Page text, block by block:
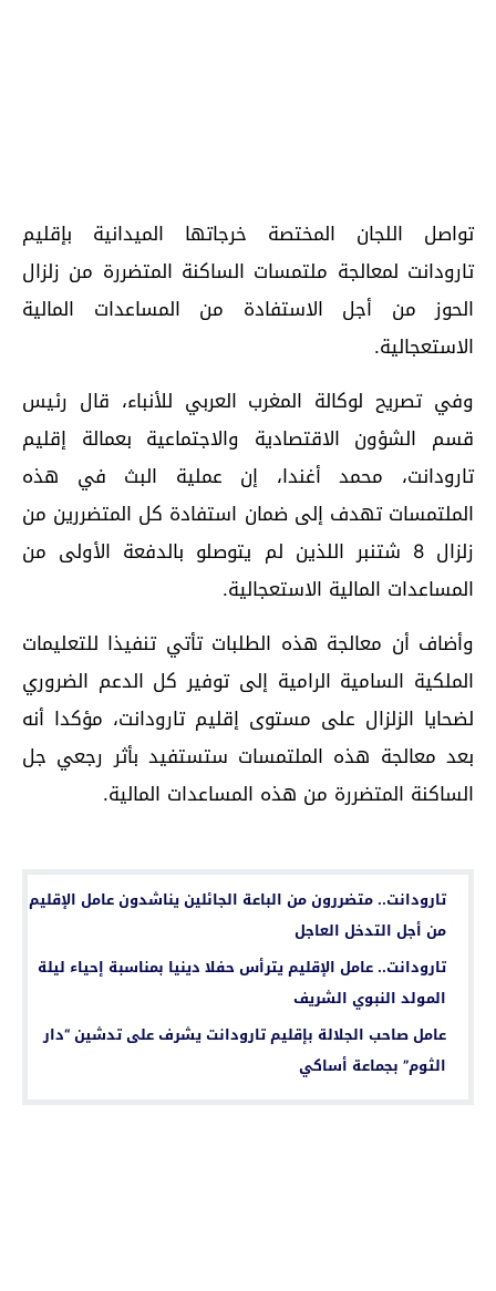
تواصل اللجان المختصة خرجاتها الميدانية بإقليم
تارودانت لمعالجة ملتمسات الساكنة المتضررة من زلزال
الحوز من أجل الاستفادة من المساعدات المالية
الاستعجالية.
وفي تصريح لوكالة المغرب العربي للأنباء، قال رئيس
قسم الشؤون الاقتصادية والاجتماعية بعمالة إقليم
تارودانت، محمد أغندا، إن عملية البث في هذه
الملتمسات تهدف إلى ضمان استفادة كل المتضررين من
زلزال 8 شتنبر اللذين لم يتوصلو بالدفعة الأولى من
المساعدات المالية الاستعجالية.
وأضاف أن معالجة هذه الطلبات تأتي تنفيذا للتعليمات
الملكية السامية الرامية إلى توفير كل الدعم الضروري
لضحايا الزلزال على مستوى إقليم تارودانت، مؤكدا أنه
بعد معالجة هذه الملتمسات ستستفيد بأثر رجعي جل
الساكنة المتضررة من هذه المساعدات المالية.
تارودانت.. متضررون من الباعة الجائلين يناشدون عامل الإقليم
من أجل التدخل العاجل
تارودانت.. عامل الإقليم يترأس حفلا دينيا بمناسبة إحياء ليلة
المولد النبوي الشريف
عامل صاحب الجلالة بإقليم تارودانت يشرف على تدشين “دار
الثوم” بجماعة أساكي